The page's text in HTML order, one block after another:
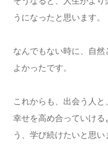
うになったと思います。
なんでもない時に、自
よかったです。
これからも、出会う人
幸せを高め合っていける
う、学び続けたいと思い